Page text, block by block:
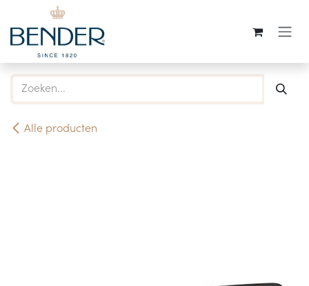
Overslaan naar inhoud
Alle producten